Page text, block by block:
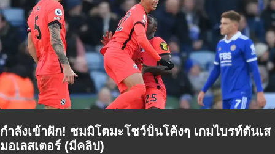
กำลังเข้าฝัก! ชมมิโตมะโชว์ปั่นโค้งๆ เกมไบรท์ตันเส
มอเลสเตอร์ (มีคลิป)